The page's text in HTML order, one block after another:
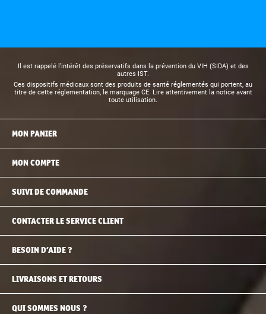
Il est rappelé l’intérêt des préservatifs dans la prévention du VIH (SIDA) et des
autres IST.
Ces dispositifs médicaux sont des produits de santé réglementés qui portent, au
titre de cette réglementation, le marquage CE. Lire attentivement la notice avant
toute utilisation.
MON PANIER
MON COMPTE
SUIVI DE COMMANDE
CONTACTER LE SERVICE CLIENT
BESOIN D’AIDE ?
LIVRAISONS ET RETOURS
QUI SOMMES NOUS ?